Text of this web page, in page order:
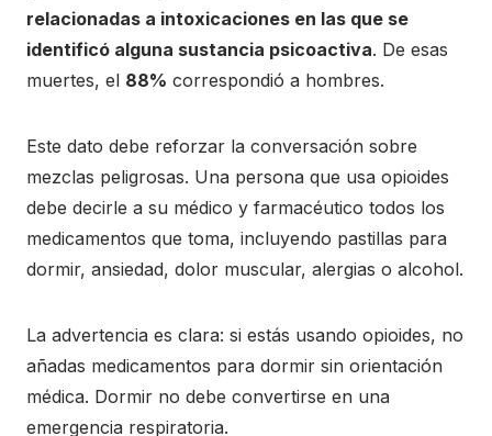
relacionadas a intoxicaciones en las que se
identificó alguna sustancia psicoactiva. De esas
muertes, el 88% correspondió a hombres.
Este dato debe reforzar la conversación sobre
mezclas peligrosas. Una persona que usa opioides
debe decirle a su médico y farmacéutico todos los
medicamentos que toma, incluyendo pastillas para
dormir, ansiedad, dolor muscular, alergias o alcohol.
La advertencia es clara: si estás usando opioides, no
añadas medicamentos para dormir sin orientación
médica. Dormir no debe convertirse en una
emergencia respiratoria.